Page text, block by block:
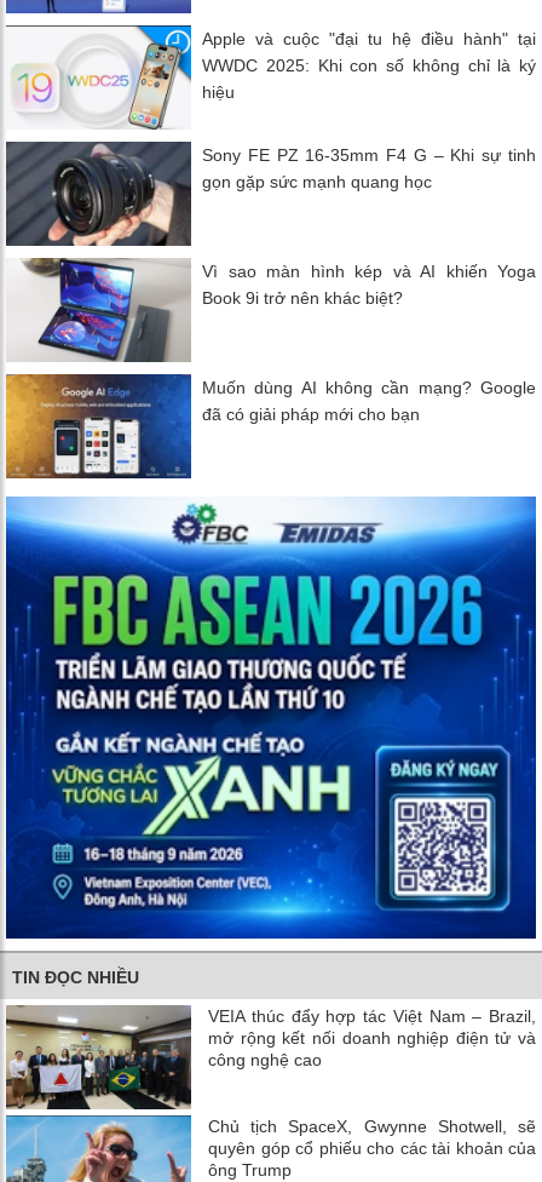
Apple và cuộc "đại tu hệ điều hành" tại
WWDC 2025: Khi con số không chỉ là ký
hiệu
Sony FE PZ 16-35mm F4 G – Khi sự tinh
gọn gặp sức mạnh quang học
Vì sao màn hình kép và AI khiến Yoga
Book 9i trở nên khác biệt?
Muốn dùng AI không cần mạng? Google
đã có giải pháp mới cho bạn
TIN ĐỌC NHIỀU
VEIA thúc đẩy hợp tác Việt Nam – Brazil,
mở rộng kết nối doanh nghiệp điện tử và
công nghệ cao
Chủ tịch SpaceX, Gwynne Shotwell, sẽ
quyên góp cổ phiếu cho các tài khoản của
ông Trump